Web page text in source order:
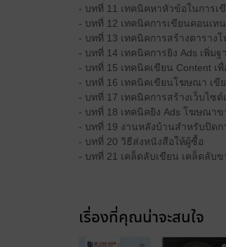
- บทที่ 11 เทคนิคหาหัวข้อในการเ
- บทที่ 12 เทคนิคการเขียนคอนเท
- บทที่ 13 เทคนิคการสร้างตาราง
- บทที่ 14 เทคนิคการยิง Ads เพิ่ม
- บทที่ 15 เทคนิคเขียน Content เ
- บทที่ 16 เทคนิคเขียนโฆษณา เขี
- บทที่ 17 เทคนิคการสร้างเว็บไซ
- บทที่ 18 เทคนิคยิง Ads โฆษณาข
- บทที่ 19 งานหลังบ้านสำหรับปิดก
- บทที่ 20 วิธีส่งหนังสือให้ผู้ซื้อ
- บทที่ 21 เคล็ดลับเขียน เคล็ดลับ
เรื่องที่คุณน่าจะสนใจ